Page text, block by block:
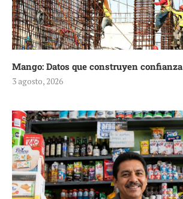
Mango: Datos que construyen confianza
3 agosto, 2026